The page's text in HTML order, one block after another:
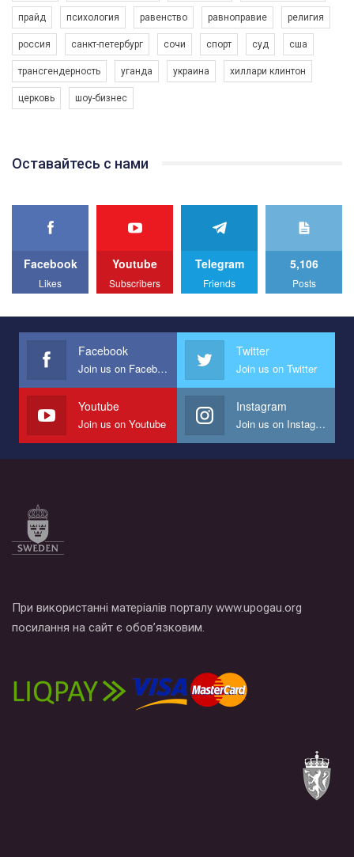
Емоційний та вражаючий промо-ролік на конкурс PACT, який
представляє програму "Гей-альянс Україна" з протидії
насильству проти ЛГБТ в Україні.
Ми просимо вашої підтримки, щоб реалізувати нашу
програму з боротьби з насильством проти ЛГБТ в Україні.
Якщо ти хочеш підтримати нас - просто натисни "лайк" під
best video, representing programme for the development of
We appeal to your support and ask to help us implement our plan
All you have to do is to press "Like" below the video.
Эмоционально сильный ролик от команды "Гей-альянс
представляющий программу развития организации.
Мы просим вас поддержать нас и помочь нам реализовать
наш план по борьбе с насилием и дискриминацией на почве
СОГИ в Украине.
Все, что вам нужно сделать - это зайти на наш канал YouTube
по этой ссылке и поставить лайк под видео.
1.9K Просмотров • 226 Нравится • 5 Комментариев
прайд психология равенство равноправие религия
россия санкт-петербург сочи спорт суд сша
трансгендерность уганда украина хиллари клинтон
церковь шоу-бизнес
Оставайтесь с нами
Facebook
Likes
Youtube
Subscribers
Telegram
Friends
5,106
Posts
Facebook
Join us on Facebook
Twitter
Join us on Twitter
Youtube
Join us on Youtube
Instagram
Join us on Instagram
При використанні матеріалів порталу www.upogau.org
посилання на сайт є обов’язковим.